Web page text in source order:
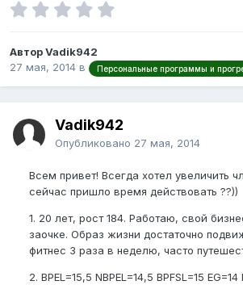
Автор Vadik942
27 мая, 2014 в Персональные программы и
Vadik942
Опубликовано 27 мая, 2014
Всем привет! Всегда хотел увеличить
сейчас пришло время действовать ??))
1. 20 лет, рост 184. Работаю, свой
заочке. Образ жизни достаточно
фитнес 3 раза в неделю, часто
2. BPEL=15,5 NBPEL=14,5 BPFSL=15 EG=14